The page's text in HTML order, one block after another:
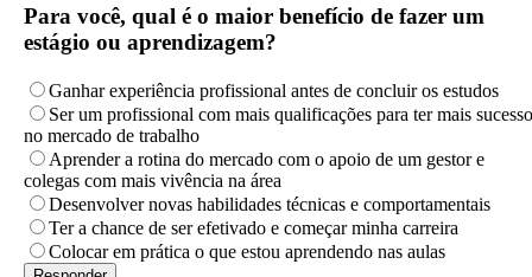
Para você, qual é o maior benefício de fazer um
estágio ou aprendizagem?
Ganhar experiência profissional antes de concluir os estudos
Ser um profissional com mais qualificações para ter mais sucesso
no mercado de trabalho
Aprender a rotina do mercado com o apoio de um gestor e
colegas com mais vivência na área
Desenvolver novas habilidades técnicas e comportamentais
Ter a chance de ser efetivado e começar minha carreira
Colocar em prática o que estou aprendendo nas aulas